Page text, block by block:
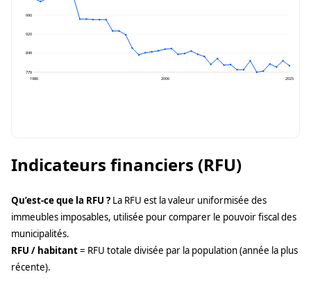
990
920
849
779
1986
2006 2025
Indicateurs financiers (RFU)
Qu’est-ce que la RFU ? La RFU est la valeur uniformisée des
immeubles imposables, utilisée pour comparer le pouvoir fiscal des
municipalités.
RFU / habitant= RFU totale divisée par la population (année la plus
récente).